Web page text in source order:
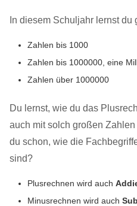
In diesem Schuljahr lernst
Zahlen bis 1000
Zahlen bis 1000000, eine
Zahlen über 1000000
Du lernst, wie du das
auch mit solch großen
du schon, wie die
sind?
Plusrechnen wird auch
Minusrechnen wird auch